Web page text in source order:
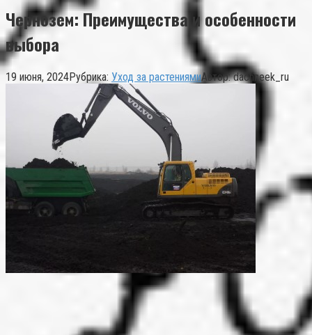
Чернозем: Преимущества и особенности
выбора
19 июня, 2024Рубрика: Уход за растениямиАвтор: dachneek_ru